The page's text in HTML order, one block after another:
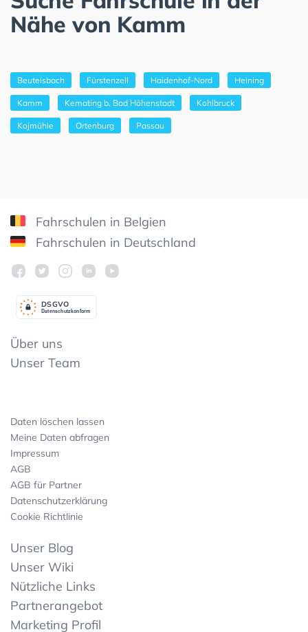
Nähe von Kamm
Beutelsbach Fürstenzell Haidenhof-Nord Heining
Kamm Kemating b. Bad Höhenstadt Kohlbruck
Kojmühle Ortenburg Passau
Fahrschulen in Belgien
Fahrschulen in Deutschland
Datenschutzkonform
DSGVO
Über uns
Unser Team
Daten löschen lassen
Meine Daten abfragen
Impressum
AGB
AGB für Partner
Datenschutzerklärung
Cookie Richtlinie
Unser Blog
Unser Wiki
Nützliche Links
Partnerangebot
Marketing Profil